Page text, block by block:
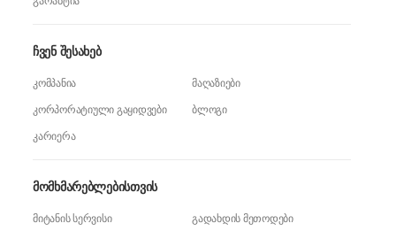
ჩვენ შესახებ
კომპანია
მაღაზიები
კორპორატიული გაყიდვები
ბლოგი
კარიერა
მომხმარებლებისთვის
მიტანის სერვისი გადახდის მეთოდები